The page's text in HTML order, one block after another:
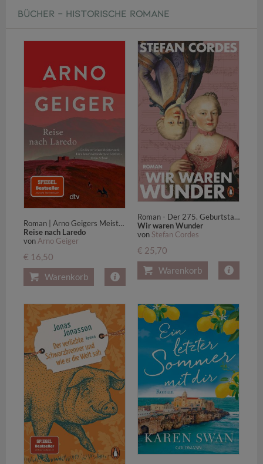
BÜCHER - HISTORISCHE ROMANE
Roman | Arno Geigers Meisterwerk über die Suche eines alten Mannes nach dem Sinn des Lebens
Reise nach Laredo
von Arno Geiger
€ 16,50
Warenkorb
Roman - Der 275. Geburtstag von »Nannerl« Mozart im Juli 2026: ein fesselnder Roman über die große Klaviervirtuosin im Schatten ihres kleinen Bruders
Wir waren Wunder
von Stefan Cordes
€ 25,70
Warenkorb